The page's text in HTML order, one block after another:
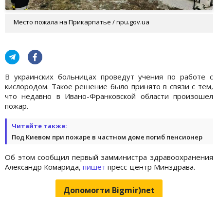
Место пожала на Прикарпатье / npu.gov.ua
В украинских больницах проведут учения по работе с
кислородом. Такое решение было принято в связи с тем,
что недавно в Ивано-Франковской области произошел
пожар.
Читайте также:
Под Киевом при пожаре в частном доме погиб пенсионер
Об этом сообщил первый замминистра здравоохранения
Александр Комарида, пишет пресс-центр Минздрава.
Допомогти Bigmir)net